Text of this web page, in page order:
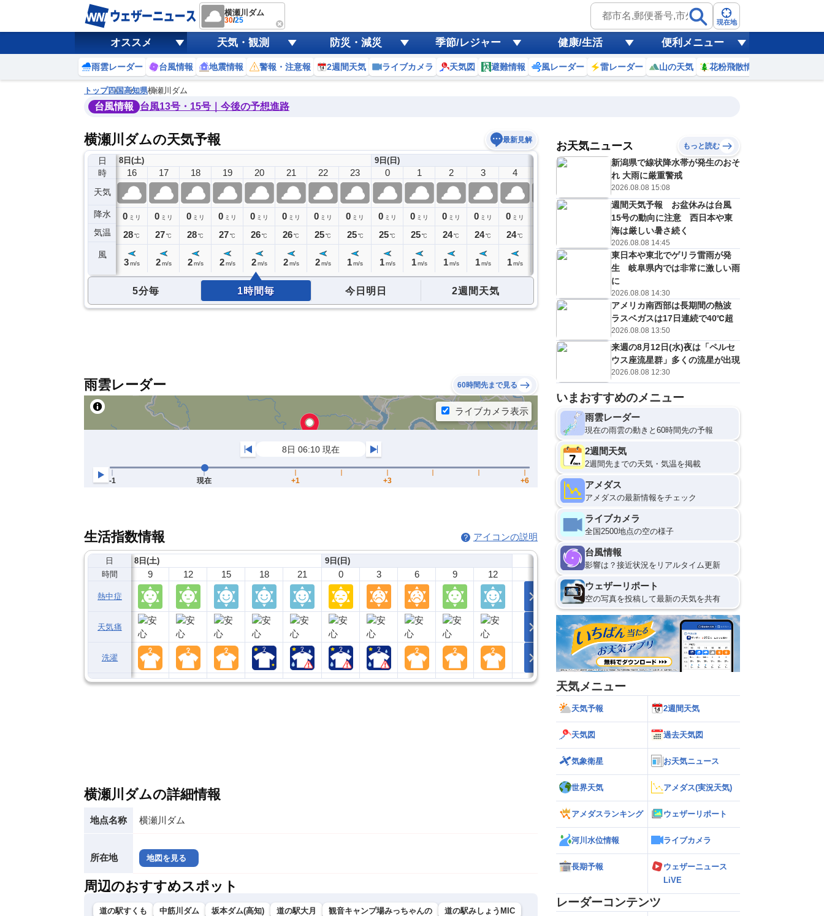
横瀬川ダム
30/25 現在地
オススメ 天気・観測 防災・減災 季節/レジャー 健康/生活 便利メニュー
雨雲レーダー 台風情報 地震情報 警報・注意報 2週間天気 ライブカメラ 天気図 避難情報 風レーダー 雷レーダー 山の天気 花粉飛散情報
トップ四国高知県横瀬川ダム
台風情報 台風13号・15号｜今後の予想進路
横瀬川ダムの天気予報 最新見解
日
時
天気
降水
気温
風
8日(土)
15
0ミリ
29℃
16
0 ミリ
28℃
3 m/s
17
0 ミリ
27℃
2 m/s
18
0 ミリ
28℃
2 m/s
19
0 ミリ
27℃
2 m/s
20
0 ミリ
26℃
2 m/s
21
0 ミリ
26℃
2 m/s
22
0 ミリ
25℃
2 m/s
23
0 ミリ
25 ℃
1m/s
9日(日)
0
0 ミリ
25℃
1 m/s
1
0 ミリ
25℃
1 m/s
2
0 ミリ
24℃
1 m/s
3
0 ミリ
24℃
1 m/s
4
0 ミリ
24℃
1 m/s
7
ミリ
24 ℃
m/s
8
0ミリ
26 ℃
1m/s
9
0ミリ
28℃
2 m/s
0ミリ
2 m/s
0
2m/s
5分毎 1時間毎 今日明日 2週間天気
雨雲レーダー 60時間先まで見る
生活指数情報 アイコンの説明
日
時間
熱中症
天気痛
洗濯
8日(土)
9 12 15 18 21
9日(日)
0 3 6 9 12
横瀬川ダムの詳細情報
地点名称 横瀬川ダム
所在地 地図を見る
周辺のおすすめスポット
道の駅すくも 中筋川ダム 坂本ダム(高知) 道の駅大月 観音キャンプ場みっちゃんの
道の駅みしょうMIC
お天気ニュース もっと読む
新潟県で線状降水帯が発生のおそ
れ 大雨に厳重警戒
2026.08.08 15:08
週間天気予報 お盆休みは台風
15号の動向に注意 西日本や東
海は厳しい暑さ続く
2026.08.08 14:45
東日本や東北でゲリラ雷雨が発
生 岐阜県内では非常に激しい雨
に
2026.08.08 14:30
アメリカ南西部は長期間の熱波
ラスベガスは17日連続で40℃超
2026.08.08 13:50
来週の8月12日(水)夜は「ペルセ
ウス座流星群」多くの流星が出現
2026.08.08 12:30
いまおすすめのメニュー
雨雲レーダー
現在の雨雲の動きと60時間先の予報
2週間天気
2週間先までの天気・気温を掲載
アメダス
アメダスの最新情報をチェック
ライブカメラ
全国2500地点の空の様子
台風情報
影響は？接近状況をリアルタイム更新
ウェザーリポート
空の写真を投稿して最新の天気を共有
天気メニュー
天気予報 2週間天気
天気図 過去天気図
気象衛星 お天気ニュース
世界天気 アメダス(実況天気)
アメダスランキング ウェザーリポート
河川水位情報 ライブカメラ
長期予報
ウェザーニュース
LiVE
レーダーコンテンツ